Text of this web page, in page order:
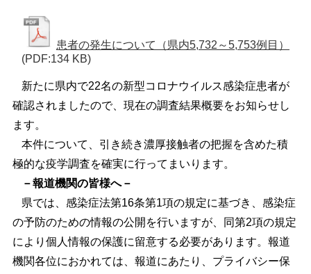
患者の発生について（県内5,732～5,753例目）
(PDF:134 KB)
新たに県内で22名の新型コロナウイルス感染症患者が
確認されましたので、現在の調査結果概要をお知らせし
ます。
本件について、引き続き濃厚接触者の把握を含めた積
極的な疫学調査を確実に行ってまいります。
－報道機関の皆様へ－
県では、感染症法第16条第1項の規定に基づき、感染症
の予防のための情報の公開を行いますが、同第2項の規定
により個人情報の保護に留意する必要があります。報道
機関各位におかれては、報道にあたり、プライバシー保